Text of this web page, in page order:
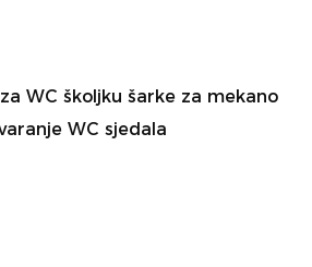
WC školjku šarke za mekano
WC sjedala